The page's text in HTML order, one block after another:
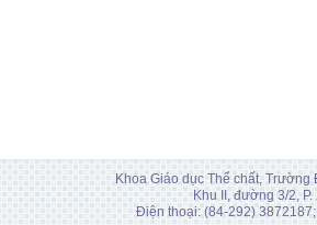
Khoa Giáo dục Thể chất,
Khu II, đường 3/2,
Điện thoại: (84-292)